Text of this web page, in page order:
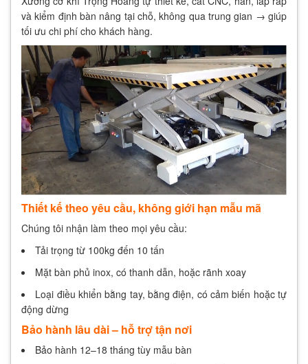
và kiểm định bàn nâng tại chỗ, không qua trung gian → giúp
tối ưu chi phí cho khách hàng.
Thiết kế theo yêu cầu, không giới hạn mẫu mã
Chúng tôi nhận làm theo mọi yêu cầu:
Tải trọng từ 100kg đến 10 tấn
Mặt bàn phủ inox, có thanh dẫn, hoặc rãnh xoay
Loại điều khiển bằng tay, bằng điện, có cảm biến hoặc tự
động dừng
Bảo hành lâu dài – hỗ trợ tận nơi
Bảo hành 12–18 tháng tùy mẫu bàn